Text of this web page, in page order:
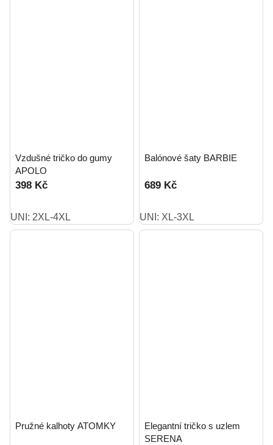
Vzdušné tričko do gumy
APOLO
398 Kč
UNI: 2XL-4XL
Balónové šaty BARBIE
689 Kč
UNI: XL-3XL
Pružné kalhoty ATOMKY
Elegantní tričko s uzlem
SERENA